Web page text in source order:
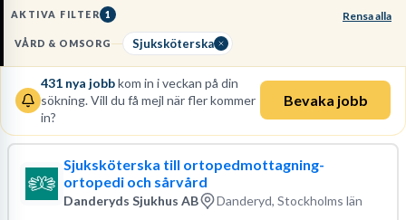
AKTIVA FILTER 1 Rensa alla
VÅRD & OMSORG Sjuksköterska
431 nya jobbkom in i veckan på din
sökning. Vill du få mejl när fler kommer
in?
Bevaka jobb
Sjuksköterska till ortopedmottagning-
ortopedi och sårvård
Danderyds Sjukhus AB Danderyd, Stockholms län